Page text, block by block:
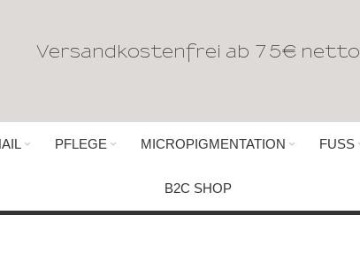
Versandkostenfrei ab 75€ netto
PFLEGE MICROPIGMENTATION FUSS
B2C SHOP